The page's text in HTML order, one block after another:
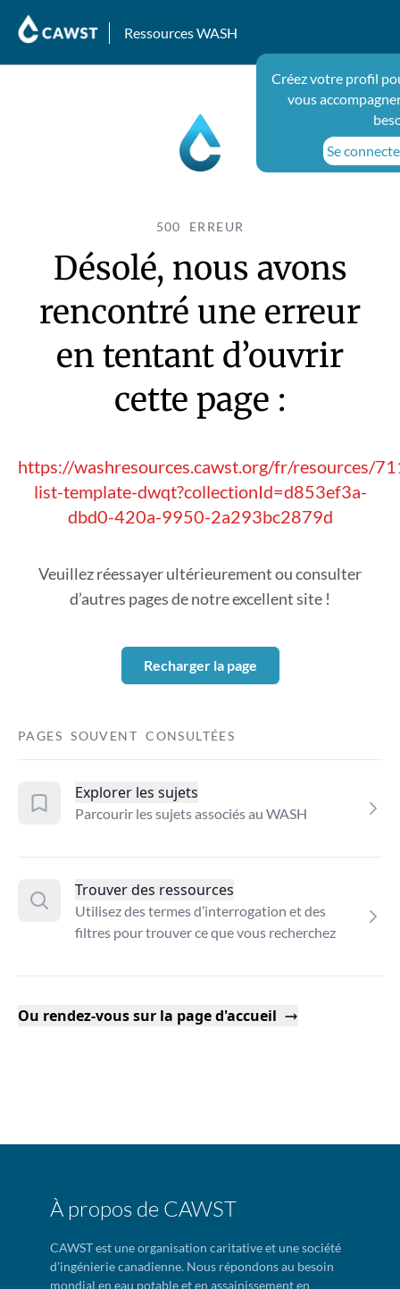
Ressources WASH
Créez votre profil
vous
Se
500 ERREUR
Désolé, nous avons
rencontré une erreur
en tentant d’ouvrir
cette page :
https://washresources.cawst.org/fr/resources/
list-template-dwqt?collectionId=d853ef3a-
dbd0-420a-9950-2a293bc2879d
Veuillez réessayer ultérieurement ou consulter
d’autres pages de notre excellent site !
Recharger la page
PAGES SOUVENT CONSULTÉES
Explorer les sujets
Parcourir les sujets associés au WASH
Trouver des ressources
Utilisez des termes d’interrogation et des
filtres pour trouver ce que vous recherchez
Ou rendez-vous sur la page d'accueil
À propos de CAWST
CAWST est une organisation caritative et une société
d'ingénierie canadienne. Nous répondons au besoin
mondial en eau potable et en assainissement en